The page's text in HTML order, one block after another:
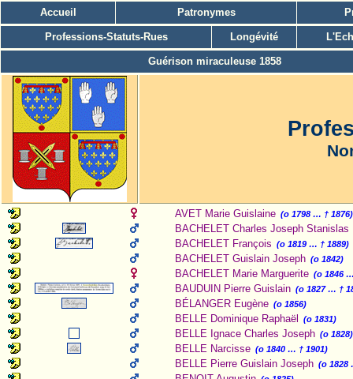
Accueil Patronymes
Professions-Statuts-Rues Longévité
Guérison miraculeuse 1858
AVET Marie Guislaine (o 1798 … † 1876)
BACHELET Charles Joseph Stanislas
BACHELET François
(o 1819 … † 1889)
BACHELET Guislain Joseph (o 1842)
BACHELET Marie Marguerite (o 1846
BAUDUIN Pierre Guislain (o 1827 … †
BÉLANGER Eugène (o 1856)
BELLE Dominique Raphaël (o 1831)
BELLE Ignace Charles Joseph (o 1828)
BELLE Narcisse (o 1840 … † 1901)
BELLE Pierre Guislain Joseph (o 1828